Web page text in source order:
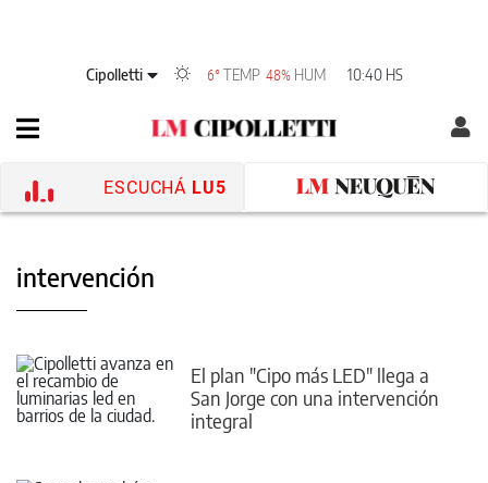
Cipolletti 6° TEMP 48% HUM 10:40 HS
ESCUCHÁ LU5
intervención
El plan "Cipo más LED" llega a
San Jorge con una intervención
integral